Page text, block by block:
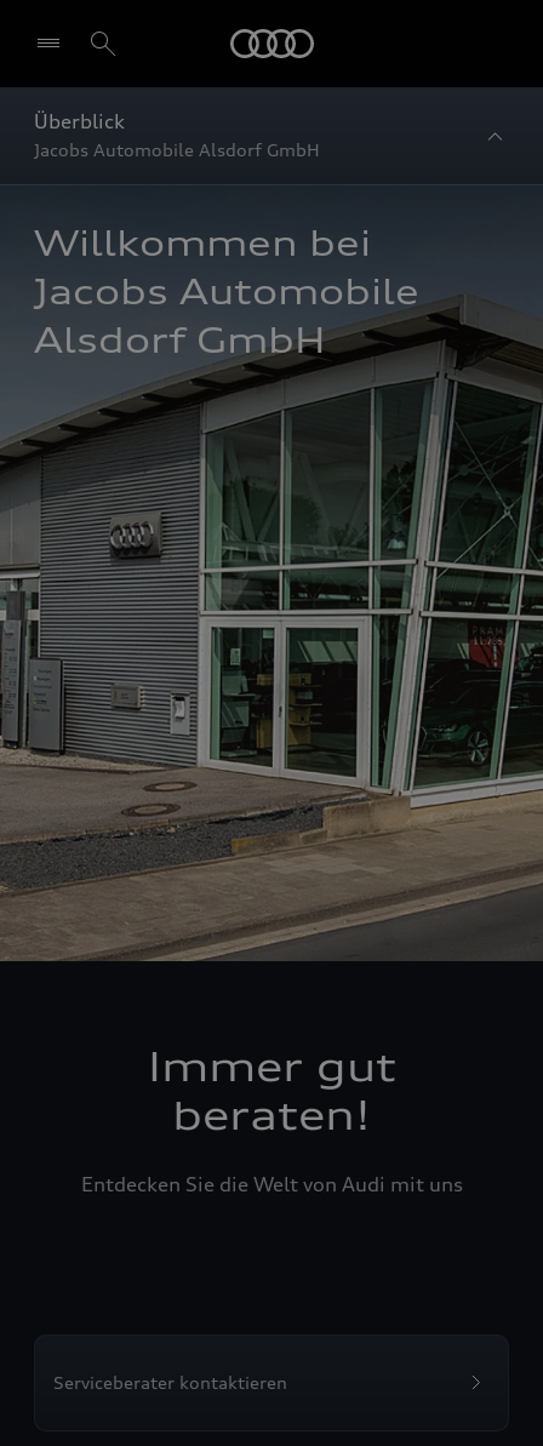
Überblick
Jacobs Automobile Alsdorf GmbH
Willkommen bei
Jacobs Automobile
Alsdorf GmbH
Immer gut
beraten!
Entdecken Sie die Welt von Audi mit uns
Serviceberater kontaktieren